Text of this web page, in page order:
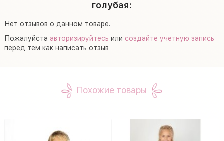
голубая:
Нет отзывов о данном товаре.
Пожалуйста авторизируйтесь или создайте учетную запись
перед тем как написать отзыв
Похожие товары